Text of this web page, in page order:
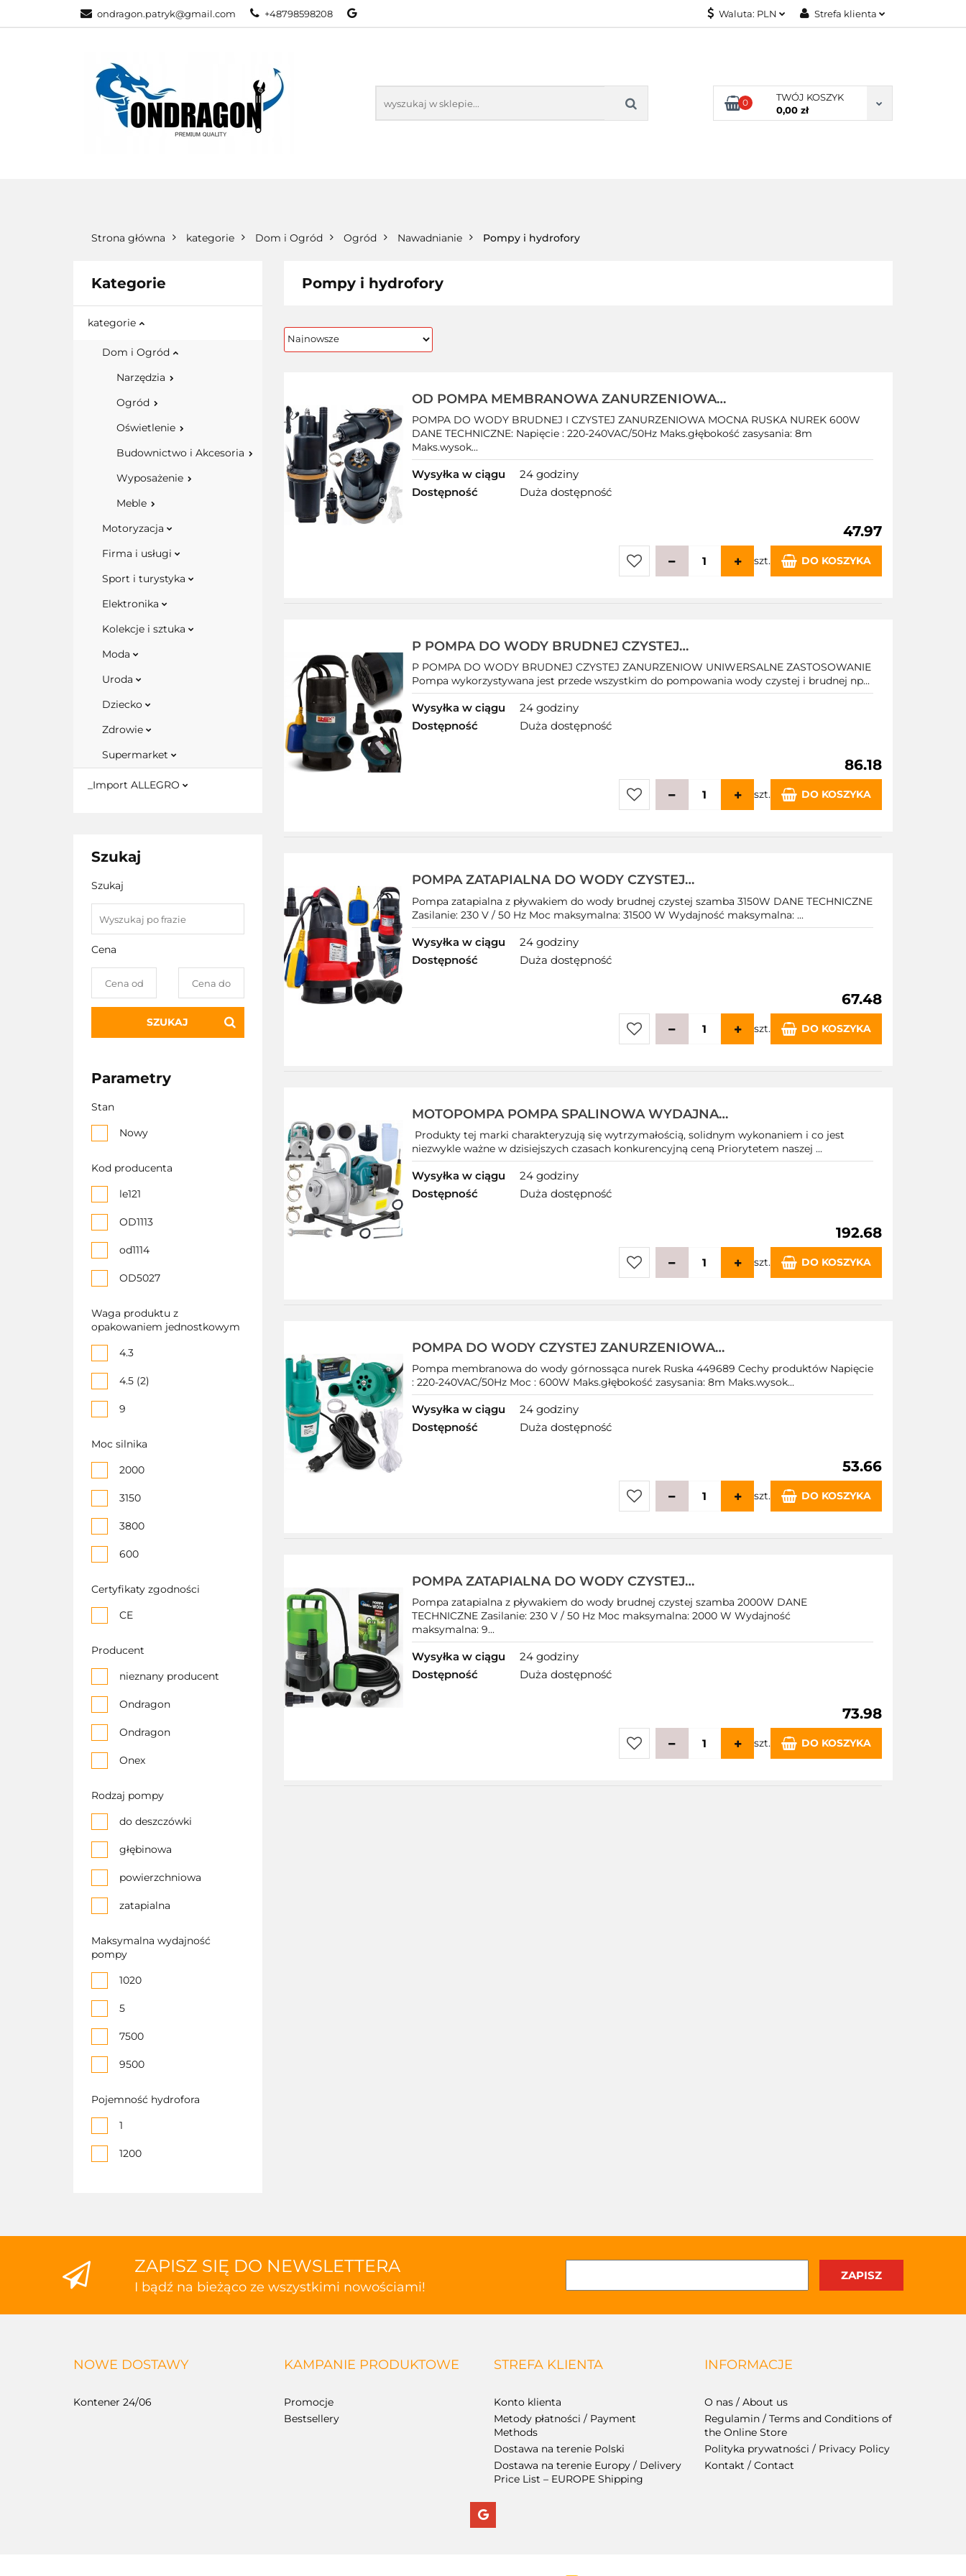
ondragon.patryk@gmail.com +48798598208 Waluta: PLN Strefa klienta
Dodaj zgłoszenie
Zgody cookies
0
TWÓJ KOSZYK
0,00 zł
KATEGORIE NOWOŚCI KONTAKT
Strona główna kategorie Dom i Ogród Ogród Nawadnianie Pompy i hydrofory
Kategorie
kategorie
Dom i Ogród
Narzędzia
Ogród
Oświetlenie
Budownictwo i Akcesoria
Wyposażenie
Meble
Motoryzacja
Firma i usługi
Sport i turystyka
Elektronika
Kolekcje i sztuka
Moda
Uroda
Dziecko
Zdrowie
Supermarket
_Import ALLEGRO
Szukaj
Szukaj
Cena
SZUKAJ
Parametry
Stan
Nowy
Kod producenta
le121
OD1113
od1114
OD5027
OD5028
ox7021
Waga produktu z
opakowaniem jednostkowym
4.3
4.5 (2)
9
Moc silnika
2000
3150
3800
600
Certyfikaty zgodności
CE
Producent
nieznany producent
Ondragon
Ondragon
Onex
Rodzaj pompy
do deszczówki
głębinowa
powierzchniowa
zatapialna
Maksymalna wydajność
pompy
1020
5
7500
9500
Pojemność hydrofora
1
1200
Pompy i hydrofory
OD POMPA MEMBRANOWA ZANURZENIOWA
GÓRNOSSĄCA DO WODY STUDNI 600W
GŁĘBINOWA
POMPA DO WODY BRUDNEJ I CZYSTEJ ZANURZENIOWA MOCNA RUSKA NUREK 600W
DANE TECHNICZNE: Napięcie : 220-240VAC/50Hz Maks.głębokość zasysania: 8m
Maks.wysok...
Wysyłka w ciągu
24 godziny
Dostępność
Duża dostępność
47.97
szt. DO KOSZYKA
P POMPA DO WODY BRUDNEJ CZYSTEJ
ZANURZENIOWA
P POMPA DO WODY BRUDNEJ CZYSTEJ ZANURZENIOW UNIWERSALNE ZASTOSOWANIE
Pompa wykorzystywana jest przede wszystkim do pompowania wody czystej i brudnej np...
Wysyłka w ciągu
24 godziny
Dostępność
Duża dostępność
86.18
szt. DO KOSZYKA
POMPA ZATAPIALNA DO WODY CZYSTEJ
BRUDNEJ DESZCZÓWKI z PŁYWAKIEM 3150W
mocna
Pompa zatapialna z pływakiem do wody brudnej czystej szamba 3150W DANE TECHNICZNE
Zasilanie: 230 V / 50 Hz Moc maksymalna: 31500 W Wydajność maksymalna: ...
Wysyłka w ciągu
24 godziny
Dostępność
Duża dostępność
67.48
szt. DO KOSZYKA
MOTOPOMPA POMPA SPALINOWA WYDAJNA
ŁATWE ZASYSANIE DO WODY 800L/MIN 1" 5,2km
Produkty tej marki charakteryzują się wytrzymałością, solidnym wykonaniem i co jest
niezwykle ważne w dzisiejszych czasach konkurencyjną ceną Priorytetem naszej ...
Wysyłka w ciągu
24 godziny
Dostępność
Duża dostępność
192.68
szt. DO KOSZYKA
POMPA DO WODY CZYSTEJ ZANURZENIOWA
RUSKA GŁĘBINOWA MEMBRANOWA MOCNA
600W
Pompa membranowa do wody górnossąca nurek Ruska 449689 Cechy produktów Napięcie
: 220-240VAC/50Hz Moc : 600W Maks.głębokość zasysania: 8m Maks.wysok...
Wysyłka w ciągu
24 godziny
Dostępność
Duża dostępność
53.66
szt. DO KOSZYKA
POMPA ZATAPIALNA DO WODY CZYSTEJ
BRUDNEJ DESZCZÓWKI z PŁYWAKIEM 2000W
mocna
Pompa zatapialna z pływakiem do wody brudnej czystej szamba 2000W DANE
TECHNICZNE Zasilanie: 230 V / 50 Hz Moc maksymalna: 2000 W Wydajność
maksymalna: 9...
Wysyłka w ciągu
24 godziny
Dostępność
Duża dostępność
73.98
szt. DO KOSZYKA
ZAPISZ SIĘ DO NEWSLETTERA
I bądź na bieżąco ze wszystkimi nowościami!
NOWE DOSTAWY
Kontener 24/06
KAMPANIE PRODUKTOWE
Promocje
Bestsellery
STREFA KLIENTA
Konto klienta
Metody płatności / Payment
Methods
Dostawa na terenie Polski
Dostawa na terenie Europy / Delivery
Price List – EUROPE Shipping
INFORMACJE
O nas / About us
Regulamin / Terms and Conditions of
the Online Store
Polityka prywatności / Privacy Policy
Kontakt / Contact